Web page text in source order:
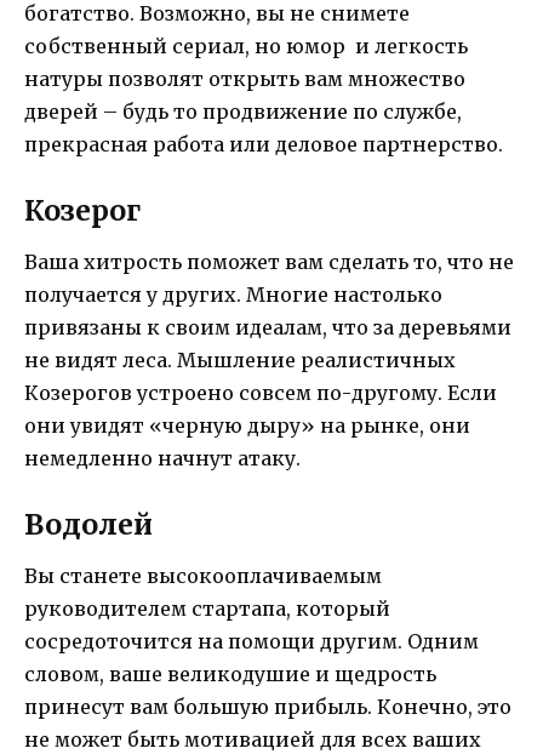
богатство. Возможно, вы не снимете
собственный сериал, но юмор и легкость
натуры позволят открыть вам множество
дверей – будь то продвижение по службе,
прекрасная работа или деловое партнерство.
Козерог
Ваша хитрость поможет вам сделать то, что не
получается у других. Многие настолько
привязаны к своим идеалам, что за деревьями
не видят леса. Мышление реалистичных
Козерогов устроено совсем по-другому. Если
они увидят «черную дыру» на рынке, они
немедленно начнут атаку.
Водолей
Вы станете высокооплачиваемым
руководителем стартапа, который
сосредоточится на помощи другим. Одним
словом, ваше великодушие и щедрость
принесут вам большую прибыль. Конечно, это
не может быть мотивацией для всех ваших